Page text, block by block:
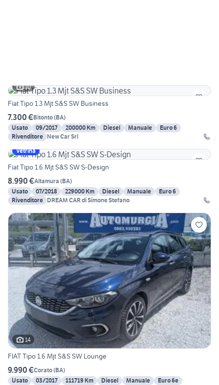
10
Fiat Tipo 1.3 Mjt S&S SW Business
7.300 €Bitonto(BA)
Usato
09/2017 200000 Km Diesel Manuale
Euro 6
Rivenditore New Car Srl
Vetrina
Fiat Tipo 1.6 Mjt S&S SW S-Design
8.990 €Altamura (BA)
Usato
07/2018 229000 Km Diesel Manuale
Euro 6
Rivenditore DREAM CAR di Simone Stefano
14
FIAT Tipo 1.6 Mjt S&S SW Lounge
9.990 €Corato(BA)
Usato
03/2017 111719 Km Diesel Manuale
Euro 6e